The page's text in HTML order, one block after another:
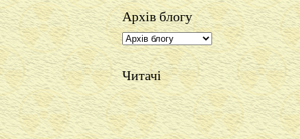
Архів блогу
Читачі